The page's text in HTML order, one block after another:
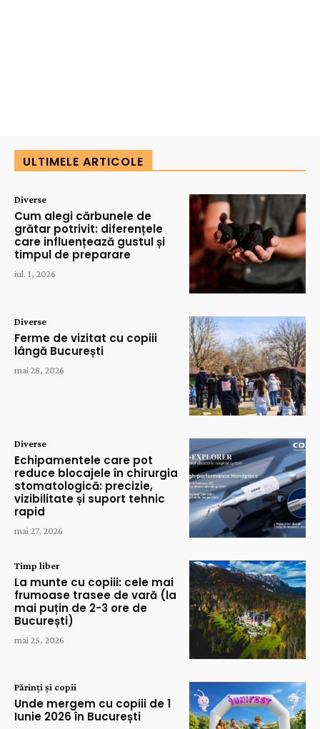
ULTIMELE ARTICOLE
Diverse
Cum alegi cărbunele de
grătar potrivit: diferențele
care influențează gustul și
timpul de preparare
iul. 1, 2026
Diverse
Ferme de vizitat cu copiii
lângă București
mai 28, 2026
Diverse
Echipamentele care pot
reduce blocajele în chirurgia
stomatologică: precizie,
vizibilitate și suport tehnic
rapid
mai 27, 2026
Timp liber
La munte cu copiii: cele mai
frumoase trasee de vară (la
mai puțin de 2-3 ore de
București)
mai 25, 2026
Părinți și copii
Unde mergem cu copiii de 1
Iunie 2026 în București